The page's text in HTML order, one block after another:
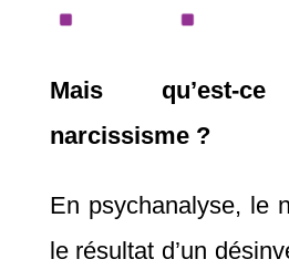
Mais
narcissisme ?
En psychanalyse, le
le résultat d’un